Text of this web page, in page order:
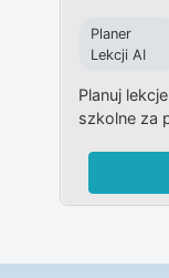
Planer
Lekcji AI
Planuj
szkolne za